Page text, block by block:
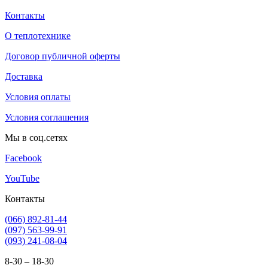
Контакты
О теплотехнике
Договор публичной оферты
Доставка
Условия оплаты
Условия соглашения
Мы в соц.сетях
Facebook
YouTube
Контакты
(066) 892-81-44
(097) 563-99-91
(093) 241-08-04
8-30 – 18-30